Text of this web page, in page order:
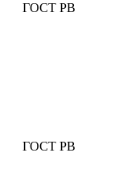
ГОСТ РВ
ГОСТ РВ